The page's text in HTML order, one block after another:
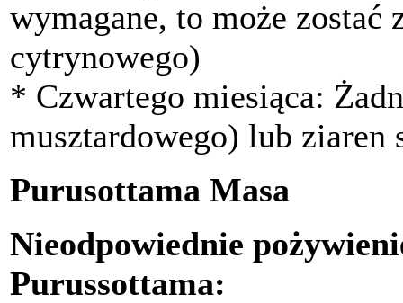
wymagane, to może zostać
cytrynowego)
* Czwartego miesiąca:
musztardowego) lub ziaren
Purusottama Masa
Nieodpowiednie
Purussottama: